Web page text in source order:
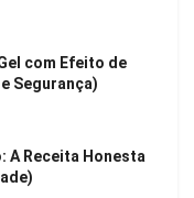
com Efeito de
Segurança)
A Receita Honesta